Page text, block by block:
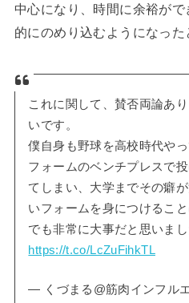
中心になり、時間に余裕が
的にのめり込むようになった
これに関して、賛否両論あ
いです。
僕自身も野球を高校時代や
フォームのベンチプレスで
てしまい、大学までその癖
いフォームを身につけるこ
でも非常に大事だと思いまし
https://t.co/LcZuFihkTL
— くづまる@筋肉インフル